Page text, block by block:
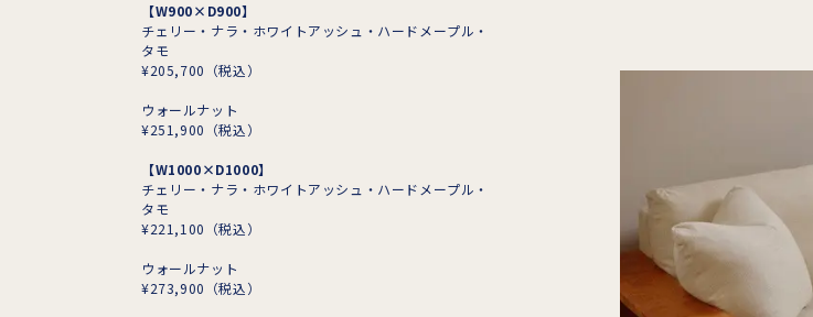
【W900×D900】
チェリー・ナラ・ホワイトアッシュ・ハードメープル・
タモ
¥205,700 （税込）
ウォールナット
¥251,900 （税込）
【W1000×D1000】
チェリー・ナラ・ホワイトアッシュ・ハードメープル・
タモ
¥221,100 （税込）
ウォールナット
¥273,900 （税込）